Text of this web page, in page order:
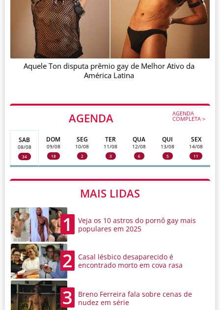
AGENDA AGENDA
COMPLETA >
SAB
08/08
34
DOM
09/08
18
SEG
10/08
2
TER
11/08
3
QUA
12/08
6
QUI
13/08
5
SEX
14/08
11
MAIS LIDAS
1
Veja os 10 astros do pornô gay mais
populares em 2025
2
Casal lésbico desaparecido é
encontrado morto em cova rasa
3
Breno Ferreira fala sobre cenas de
nudez em série
Aquele Ton disputa prêmio gay de Melhor Ativo da
América Latina